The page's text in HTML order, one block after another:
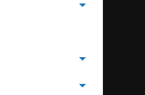
Toggle menu
Toggle menu
Toggle menu